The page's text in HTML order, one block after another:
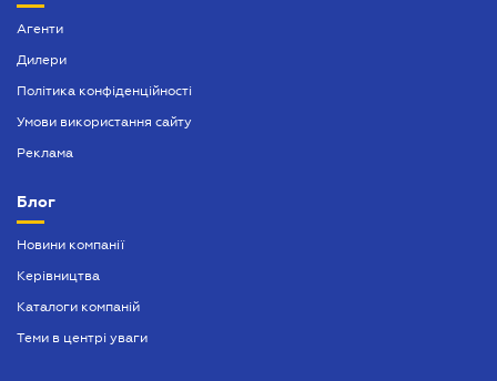
Агенти
Дилери
Політика конфіденційності
Умови використання сайту
Реклама
Блог
Новини компанії
Керівництва
Каталоги компаній
Теми в центрі уваги